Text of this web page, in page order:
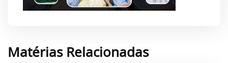
Matérias Relacionadas